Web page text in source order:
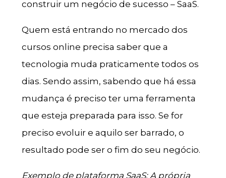
construir um negócio de sucesso – SaaS.
Quem está entrando no mercado dos
cursos online precisa saber que a
tecnologia muda praticamente todos os
dias. Sendo assim, sabendo que há essa
mudança é preciso ter uma ferramenta
que esteja preparada para isso. Se for
preciso evoluir e aquilo ser barrado, o
resultado pode ser o fim do seu negócio.
Exemplo de plataforma SaaS: A própria